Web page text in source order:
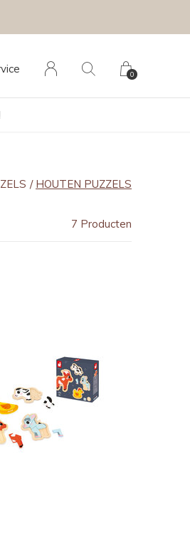
0
HOUTEN PUZZELS
7 Producten